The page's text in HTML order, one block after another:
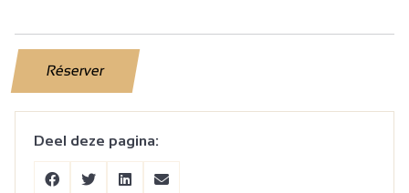
Réserver
Deel deze pagina: